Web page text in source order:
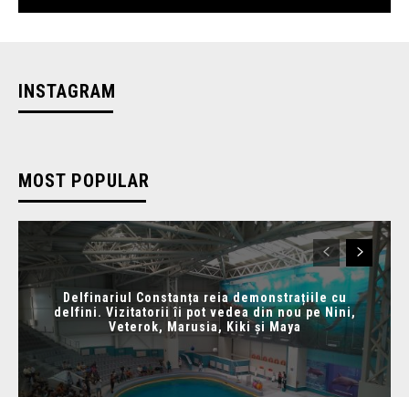
INSTAGRAM
MOST POPULAR
Delfinariul Constanța reia demonstrațiile cu
delfini. Vizitatorii îi pot vedea din nou pe Nini,
Veterok, Marusia, Kiki și Maya